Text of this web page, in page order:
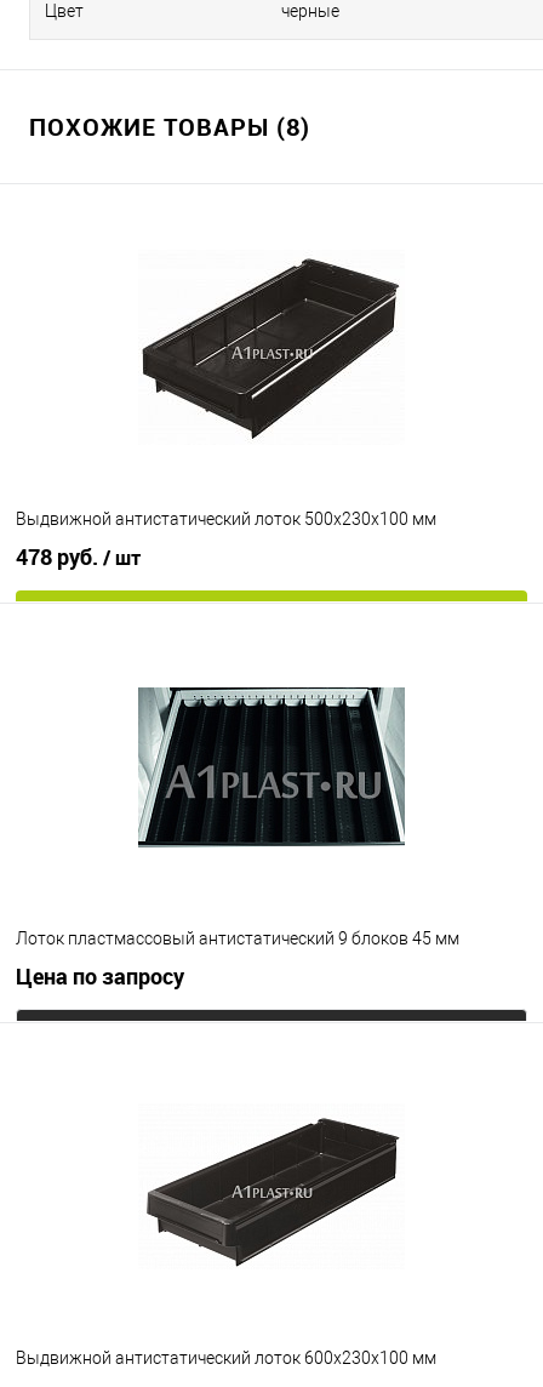
Цвет черные
ПОХОЖИЕ ТОВАРЫ (8)
Выдвижной антистатический лоток 500х230х100 мм
478 руб. / шт
В наличии
Лоток пластмассовый антистатический 9 блоков 45 мм
Цена по запросу
Выдвижной антистатический лоток 600х230х100 мм